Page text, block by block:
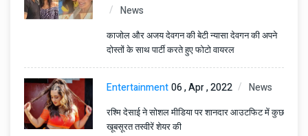
News
काजोल और अजय देवगन की बेटी न्यासा देवगन की अपने
दोस्तों के साथ पार्टी करते हुए फोटो वायरल
Entertainment06 , Apr , 2022 News
रश्मि देसाई ने सोशल मीडिया पर शानदार आउटफिट में कुछ
खूबसूरत तस्वीरें शेयर की